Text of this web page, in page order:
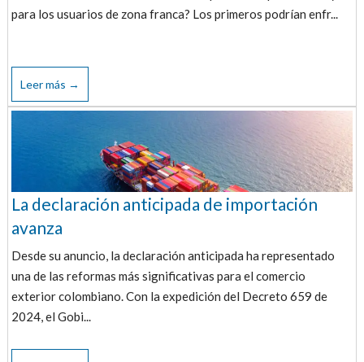
para los usuarios de zona franca? Los primeros podrían enfr...
Leer más →
La declaración anticipada de importación
avanza
Desde su anuncio, la declaración anticipada ha representado
una de las reformas más significativas para el comercio
exterior colombiano. Con la expedición del Decreto 659 de
2024, el Gobi...